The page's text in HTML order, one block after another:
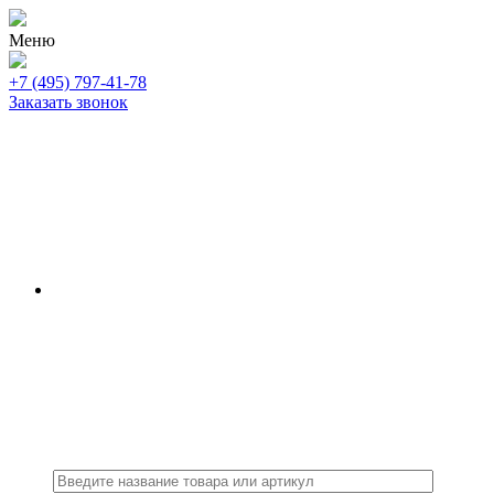
Меню
+7 (495) 797-41-78
Заказать звонок